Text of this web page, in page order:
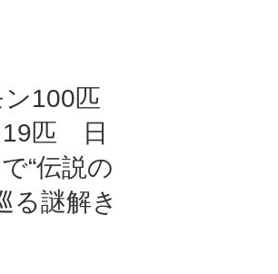
100匹
19匹 日
“伝説の
る謎解き